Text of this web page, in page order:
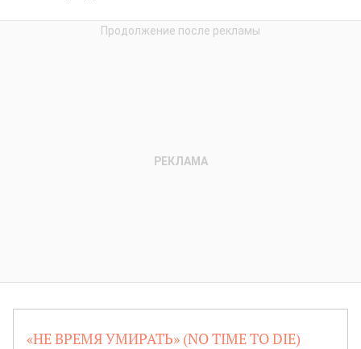
«НЕ ВРЕМЯ УМИРАТЬ» (NO TIME TO DIE)